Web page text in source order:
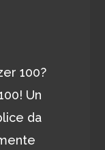
100?
Un
da